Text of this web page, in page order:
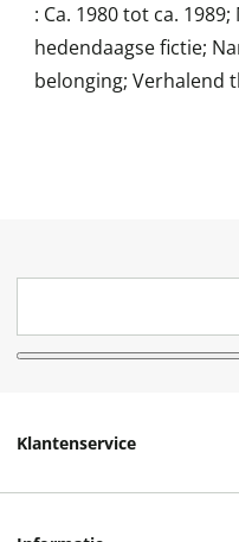
: Ca. 1980 tot ca.
hedendaagse fictie;
belonging; Verhalend
Klantenservice